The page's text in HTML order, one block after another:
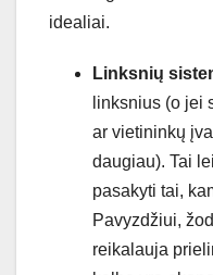
idealiai.
Linksnių
linksnius (o jei
ar vietininkų
daugiau). Tai
pasakyti tai,
Pavyzdžiui,
reikalauja